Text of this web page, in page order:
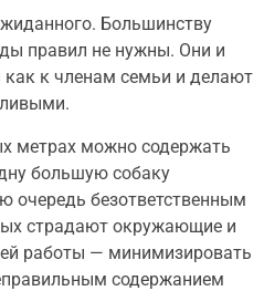
Большинству
правил не нужны. Они и
как к членам семьи и делают
метрах можно содержать
большую собаку
очередь безответственным
страдают окружающие и
работы — минимизировать
содержанием